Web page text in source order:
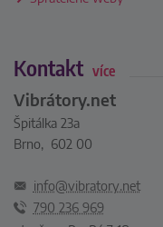
Kontakt více
Vibrátory.net
Špitálka 23a
Brno, 602 00
info@vibratory.net
790 236 969